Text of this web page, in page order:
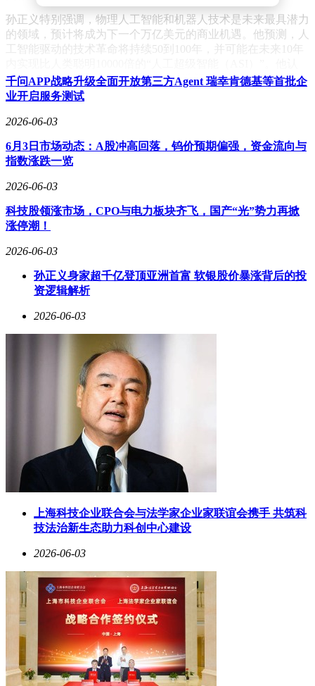
孙正义特别强调，物理人工智能和机器人技术是未来最具潜力
的领域，预计将成为下一个万亿美元的商业机遇。他预测，人
工智能驱动的技术革命将持续50到100年，并可能在未来10年
为，ASI将推动医学、能源和材料科学等领域的突破，彻底改
变人类生活方式。
软银近期在AI领域的布局动作频繁。5月31日，公司宣布将在
洲的最大规模投资。今年4月，有报道称软银正筹备为其新成
立的人工智能和机器人合资企业Roze AI进行规模可能高达
提升AI基础设施部署效率，包括在数据中心建设和运营中使
用自主机器人。
软银去年10月斥资54亿美元收购了瑞士工程公司ABB的机器
人部门，以探索“物理人工智能”领域。高盛预测，到2035年，
到2050年，这一数字将增至5万亿美元。软银的系列举措表
明，其正全力押注AI和机器人技术的长期发展。
千问APP战略升级全面开放第三方Agent 瑞幸肯德基等首批企
业开启服务测试
2026-06-03
6月3日市场动态：A股冲高回落，钨价预期偏强，资金流向与
指数涨跌一览
2026-06-03
科技股领涨市场，CPO与电力板块齐飞，国产“光”势力再掀
涨停潮！
2026-06-03
孙正义身家超千亿登顶亚洲首富 软银股价暴涨背后的投
资逻辑解析
2026-06-03
上海科技企业联合会与法学家企业家联谊会携手 共筑科
技法治新生态助力科创中心建设
2026-06-03